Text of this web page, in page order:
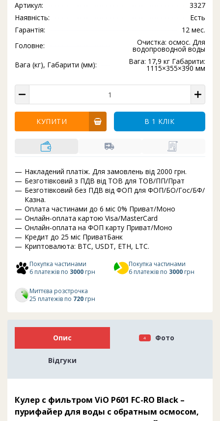
3327
Артикул:
Есть
Наявність:
12 мес.
Гарантія:
Очистка: осмос. Для
водопроводной воды
Головне:
Вага: 17,9 кг Габарити:
1115×355×390 мм
Вага (кг), Габарити (мм):
КУПИТИ В 1 КЛІК
Накладений платіж. Для замовлень від 2000 грн.
Безготівковий з ПДВ від ТОВ для ТОВ/ПП/Прат
Безготівковий без ПДВ від ФОП для ФОП/БО/Гос/БФ/
Казна.
Оплата частинами до 6 міс 0% Приват/Моно
Онлайн-оплата картою Visa/MasterCard
Онлайн-оплата на ФОП карту Приват/Моно
Кредит до 25 міс ПриватБанк
Криптовалюта: BTC, USDT, ETH, LTC.
Покупка частинами
6 платежів по 3000 грн
Покупка частинами
6 платежів по 3000 грн
Миттєва розстрочка
25 платежів по 720 грн
Опис 4 Фото
Відгуки
Кулер с фильтром ViO P601 FC-RO Black –
пурифайер для воды с обратным осмосом,